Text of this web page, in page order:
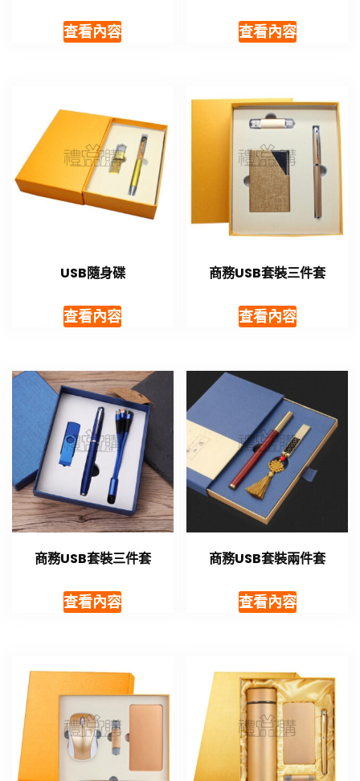
查看內容 查看內容
USB隨身碟
查看內容
商務USB套裝三件套
查看內容
商務USB套裝三件套
查看內容
商務USB套裝兩件套
查看內容